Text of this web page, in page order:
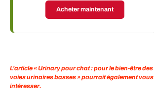
Acheter maintenant
L'article « Urinary pour chat : pour le bien-être des
voies urinaires basses » pourrait également vous
intéresser.